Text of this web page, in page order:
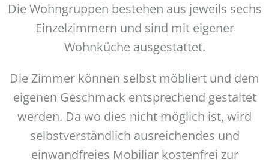
Die Wohngruppen bestehen aus jeweils sechs
Einzelzimmern und sind mit eigener
Wohnküche ausgestattet.
Die Zimmer können selbst möbliert und dem
eigenen Geschmack entsprechend gestaltet
werden. Da wo dies nicht möglich ist, wird
selbstverständlich ausreichendes und
einwandfreies Mobiliar kostenfrei zur